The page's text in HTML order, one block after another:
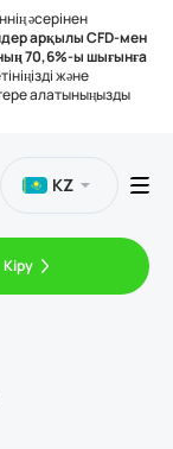
әсерінен
арқылы CFD-мен
70,6%-ы шығынға
және
алатыныңызды
KZ
Кіру